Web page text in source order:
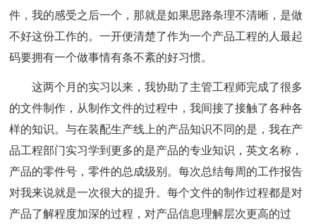
件，我的感受之后一个，那就是如果思路条理不清晰，是做
不好这份工作的。一开便清楚了作为一个产品工程的人最起
码要拥有一个做事情有条不紊的好习惯。
这两个月的实习以来，我协助了主管工程师完成了很多
的文件制作，从制作文件的过程中，我间接了接触了各种各
样的知识。与在装配生产线上的产品知识不同的是，我在产
品工程部门实习学到更多的是产品的专业知识，英文名称，
产品的零件号，零件的总成级别。每次总结每周的工作报告
对我来说就是一次很大的提升。每个文件的制作过程都是对
产品了解程度加深的过程，对产品信息理解层次更高的过